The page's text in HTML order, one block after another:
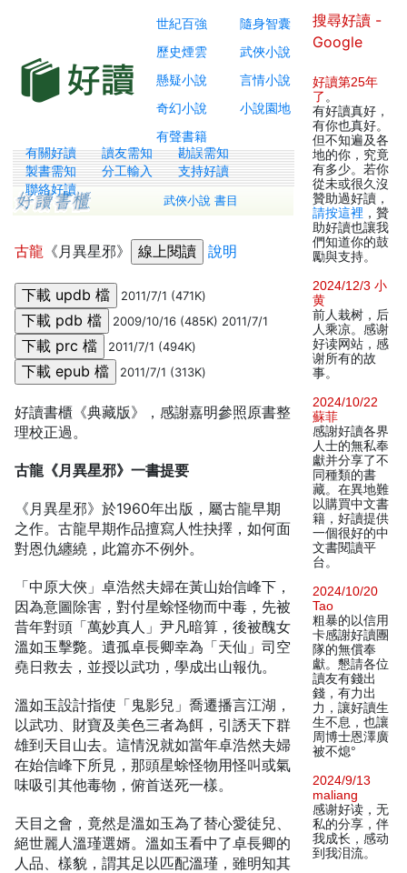
世紀百強
隨身智囊
歷史煙雲
武俠小說
懸疑小說
言情小說
奇幻小說
小說園地
有聲書籍
有關好讀 讀友需知
勘誤需知
製書需知
分工輸入
支持好讀
聯絡好讀
武俠小說 書目
古龍 《月異星邪》 說明
2011/7/1 (471K)
2009/10/16 (485K) 2011/7/1
2011/7/1 (494K)
2011/7/1 (313K)
好讀書櫃《典藏版》，感謝嘉明參照原書整
理校正過。
古龍《月異星邪》一書提要
《月異星邪》於1960年出版，屬古龍早期
之作。古龍早期作品擅寫人性抉擇，如何面
對恩仇纏繞，此篇亦不例外。
「中原大俠」卓浩然夫婦在黃山始信峰下，
因為意圖除害，對付星蜍怪物而中毒，先被
昔年對頭「萬妙真人」尹凡暗算，後被醜女
溫如玉擊斃。遺孤卓長卿幸為「天仙」司空
堯日救去，並授以武功，學成出山報仇。
溫如玉設計指使「鬼影兒」喬遷播言江湖，
以武功、財寶及美色三者為餌，引誘天下群
雄到天目山去。這情況就如當年卓浩然夫婦
在始信峰下所見，那頭星蜍怪物用怪叫或氣
味吸引其他毒物，俯首送死一樣。
天目之會，竟然是溫如玉為了替心愛徒兒、
絕世麗人溫瑾選婿。溫如玉看中了卓長卿的
人品、樣貌，謂其足以匹配溫瑾，雖明知其
搜尋好讀 -
Google
好讀第25年
了 。
有好讀真好，
有你也真好。
但不知遍及各
地的你，究竟
有多少。若你
從未或很久沒
贊助過好讀，
請按這裡 ，贊
助好讀也讓我
們知道你的鼓
勵與支持。
2024/12/3 小
黄
前人栽树，后
人乘凉。感谢
好读网站，感
谢所有的故
事。
2024/10/22
蘇菲
感謝好讀各界
人士的無私奉
獻并分享了不
同種類的書
藏。在異地難
以購買中文書
籍，好讀提供
一個很好的中
文書閱讀平
台。
2024/10/20
Tao
粗暴的以信用
卡感謝好讀團
隊的無償奉
獻。懇請各位
讀友有錢出
錢，有力出
力，讓好讀生
生不息，也讓
周博士恩澤廣
被不熄°
2024/9/13
maliang
感谢好读，无
私的分享，伴
我成长，感动
到我泪流。